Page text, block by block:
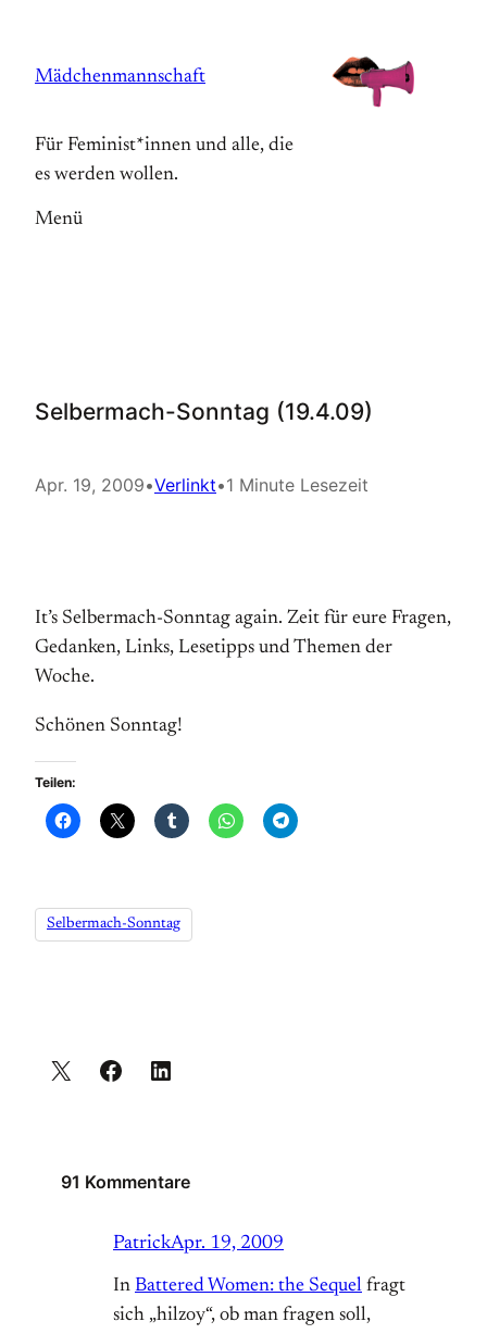
springen
Mädchenmannschaft
Für Feminist*innen und alle, die
es werden wollen.
Menü
Selbermach-Sonntag (19.4.09)
Apr. 19, 2009•Verlinkt•1 Minute Lesezeit
It’s Selbermach-Sonntag again. Zeit für eure Fragen,
Gedanken, Links, Lesetipps und Themen der
Woche.
Schönen Sonntag!
Teilen:
Selbermach-Sonntag
91 Kommentare
PatrickApr. 19, 2009
In Battered Women: the Sequel fragt
sich „hilzoy“, ob man fragen soll,